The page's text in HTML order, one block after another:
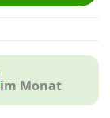
im Monat